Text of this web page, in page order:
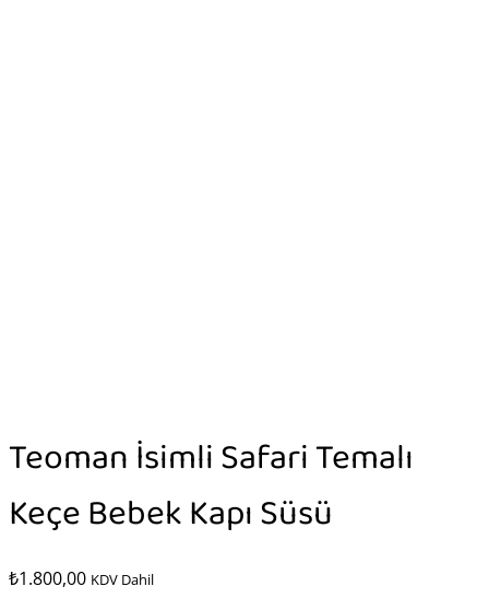
Teoman İsimli Safari Temalı
Keçe Bebek Kapı Süsü
₺1.800,00 KDV Dahil